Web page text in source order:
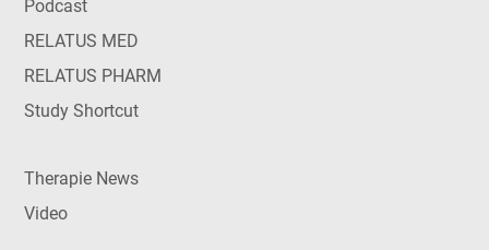
Podcast
RELATUS MED
RELATUS PHARM
Study Shortcut
Therapie News
Video